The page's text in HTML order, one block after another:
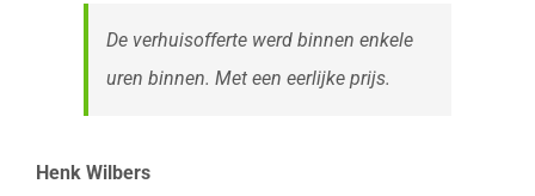
De verhuisofferte werd binnen enkele
uren binnen. Met een eerlijke prijs.
Henk Wilbers